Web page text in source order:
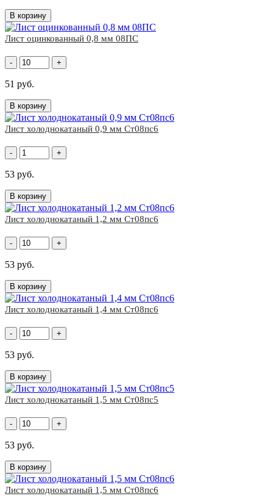
В корзину
Лист оцинкованный 0,8 мм 08ПС
- +
51 руб.
В корзину
Лист холоднокатаный 0,9 мм Ст08пс6
- +
53 руб.
В корзину
Лист холоднокатаный 1,2 мм Ст08пс6
- +
53 руб.
В корзину
Лист холоднокатаный 1,4 мм Ст08пс6
- +
53 руб.
В корзину
Лист холоднокатаный 1,5 мм Ст08пс5
- +
53 руб.
В корзину
Лист холоднокатаный 1,5 мм Ст08пс6